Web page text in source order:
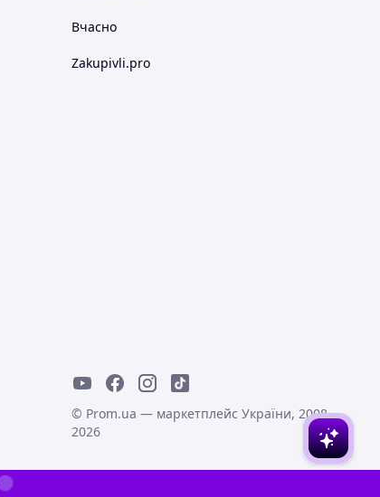
Вчасно
Zakupivli.pro
© Prom.ua — маркетплейс України, 2008-
2026